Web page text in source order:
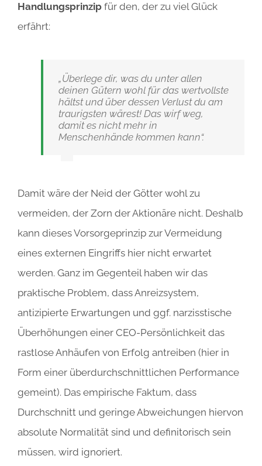
Handlungsprinzip für den, der zu viel Glück
erfährt:
„Überlege dir, was du unter allen
deinen Gütern wohl für das wertvollste
hältst und über dessen Verlust du am
traurigsten wärest! Das wirf weg,
damit es nicht mehr in
Menschenhände kommen kann“.
Damit wäre der Neid der Götter wohl zu
vermeiden, der Zorn der Aktionäre nicht. Deshalb
kann dieses Vorsorgeprinzip zur Vermeidung
eines externen Eingriffs hier nicht erwartet
werden. Ganz im Gegenteil haben wir das
praktische Problem, dass Anreizsystem,
antizipierte Erwartungen und ggf. narzisstische
Überhöhungen einer CEO-Persönlichkeit das
rastlose Anhäufen von Erfolg antreiben (hier in
Form einer überdurchschnittlichen Performance
gemeint). Das empirische Faktum, dass
Durchschnitt und geringe Abweichungen hiervon
absolute Normalität sind und definitorisch sein
müssen, wird ignoriert.